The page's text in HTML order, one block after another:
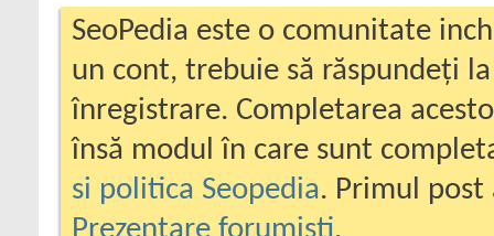
SeoPedia este o comunitate
un cont, trebuie să răspundeți
înregistrare. Completarea
însă modul în care sunt
si politica Seopedia. Primul